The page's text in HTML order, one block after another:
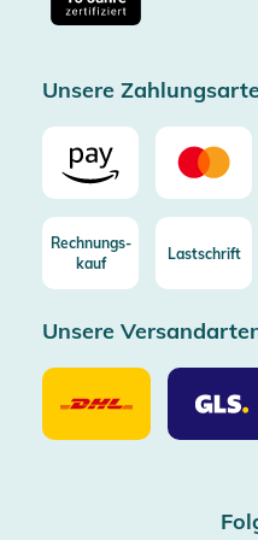
Unsere
Rechnungs-
kauf
Lastschrift
Unsere
Unsere
Versandarten
DHL
Unsere
GLS